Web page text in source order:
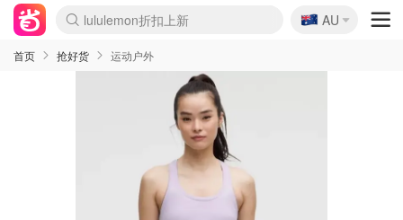
lululemon折扣上新
Sasa美妆护肤3.5折
SSENSE年中3折
FreshBeauty好价汇总
Cettire降价+叠9折
Farfetch折上8折
WWS Coles超市实拍
viagogo二手票捡漏
Myer清仓1折起
The Outnet奢牌1折起
David Jones 3折起
Flannels大牌1折
Perfumes Club护肤1折
AMIRO返校季6.2折
Oweek抽奖送Airpods
Amazon折扣汇总
eToro入金$200送$50
Amazon数码好物
ICONIC本周7.5折
ThedoubleF高奢地板价
Moose Knuckles 6折
丝芙兰5折起
EUFY官网3.7折起
Selenichast首饰2折
Trip机票酒店促销
YSL送5件彩妆礼
Amazon家居好物
BIGBANG巡演开票
David Jones时尚3折
Amazon美妆护肤
雅漾大喷$8
过敏原检测盒$33
伊索独家赠50ml沐浴露
科颜氏清仓3折
SEALIFE海洋馆门票6折
丝塔芙大白罐$16
订阅Newsletter送香薰
Cult Beauty 6.8折
Harrods圣诞日历2.3折
LN-CC奢牌私促3折
d'Alba空姐喷雾$16
EVE LOM套装逆天2折
Bernardelli独家4折
Adore Beauty 6折起
CT圣诞日历
Mytheresa奢品2.7折
Luxury Escapes 9折
Currentbody美容仪9折
卡诗9折+赠4件礼
MOON Garden Live
ALLSAINTS美衣3折
Roborock扫地机3.7折
Tingo Life水杯$24
Valentino官网5折
CR洗发护发6.3折
🇦🇺
AU
首页 抢好货 运动户外